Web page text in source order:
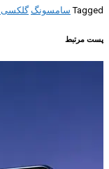
Tagged سامسونگ گلکسی s22
پست مرتبط